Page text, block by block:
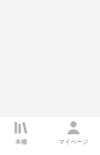
本棚 マイページ